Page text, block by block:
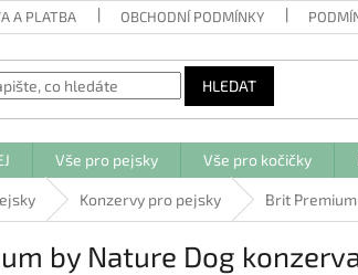
A PLATBA OBCHODNÍ PODMÍNKY
HLEDAT
Vše pro pejsky Vše pro kočičky
Konzervy pro pejsky Brit
by Nature Dog